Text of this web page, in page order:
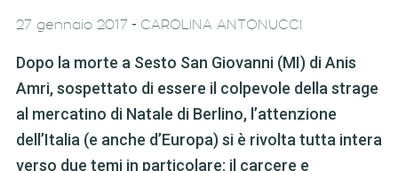
27 gennaio 2017 - CAROLINA ANTONUCCI
Dopo la morte a Sesto San Giovanni (MI) di Anis
Amri, sospettato di essere il colpevole della strage
al mercatino di Natale di Berlino, l’attenzione
dell’Italia (e anche d’Europa) si è rivolta tutta intera
verso due temi in particolare: il carcere e